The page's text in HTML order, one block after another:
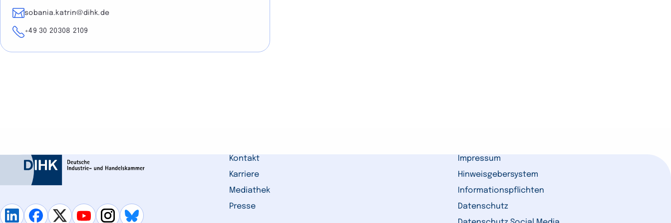
E-Mailsobania.katrin@dihk.de
Telefon
+49 30 20308 2109
Kontakt
Karriere
Mediathek
Presse
Impressum
Hinweisgebersystem
Informationspflichten
Datenschutz